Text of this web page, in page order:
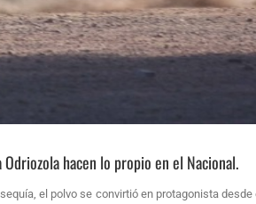
hacen lo propio en el Nacional.
el polvo se convirtió en protagonista